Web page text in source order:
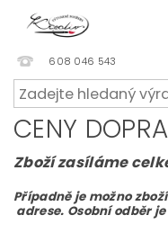
608 046 543
CENY
Zboží zasíláme
Případně je možno
adrese. Osobní odběr